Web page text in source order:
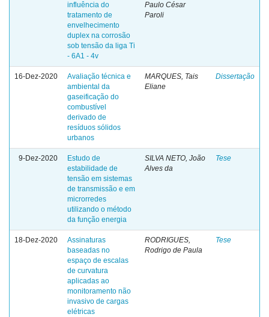
influência do
tratamento de
envelhecimento
duplex na corrosão
sob tensão da liga Ti
- 6A1 - 4v
Paulo César
Paroli
16-Dez-2020
Avaliação técnica e
ambiental da
gaseificação do
combustível
derivado de
resíduos sólidos
urbanos
MARQUES, Tais
Eliane
Dissertação
9-Dez-2020
Estudo de
estabilidade de
tensão em sistemas
de transmissão e em
microrredes
utilizando o método
da função energia
SILVA NETO, João
Alves da
Tese
18-Dez-2020
Assinaturas
baseadas no
espaço de escalas
de curvatura
aplicadas ao
monitoramento não
invasivo de cargas
elétricas
RODRIGUES,
Rodrigo de Paula
Tese